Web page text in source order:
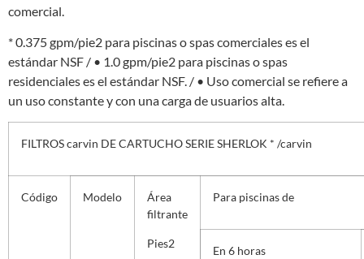
comercial.
* 0.375 gpm/pie2 para piscinas o spas comerciales es el
estándar NSF / • 1.0 gpm/pie2 para piscinas o spas
residenciales es el estándar NSF. / • Uso comercial se refiere a
un uso constante y con una carga de usuarios alta.
FILTROS carvin DE CARTUCHO SERIE SHERLOK * /carvin
Código Modelo
Área
filtrante
Pies2
Para piscinas de
En 6 horas